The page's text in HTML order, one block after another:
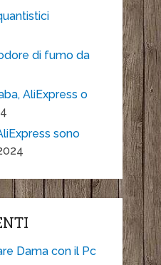
di fumo da
AliExpress o
sono
Dama con il Pc